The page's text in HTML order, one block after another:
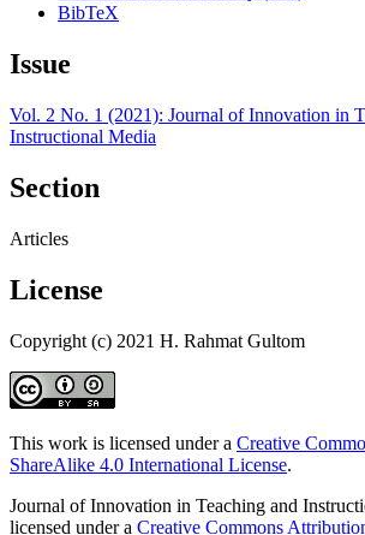
BibTeX
Issue
Vol. 2 No. 1 (2021): Journal of Innovation in
Instructional Media
Section
Articles
License
Copyright (c) 2021 H. Rahmat Gultom
This work is licensed under a Creative
ShareAlike 4.0 International License.
Journal of Innovation in Teaching and
licensed under a Creative Commons